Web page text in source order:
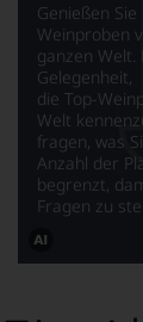
Dieses
mithilfe
Genießen
Weinproben
ganzen
Gelegenheit,
die Top-
Welt
fragen, was
Anzahl der
begrenzt,
Fragen zu